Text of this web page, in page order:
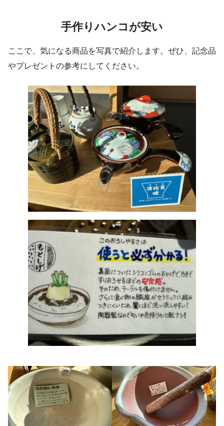
手作りハンコが安い
ここで、気になる商品を写真で紹介します。ぜひ、記念品
やプレゼントの参考にしてください。